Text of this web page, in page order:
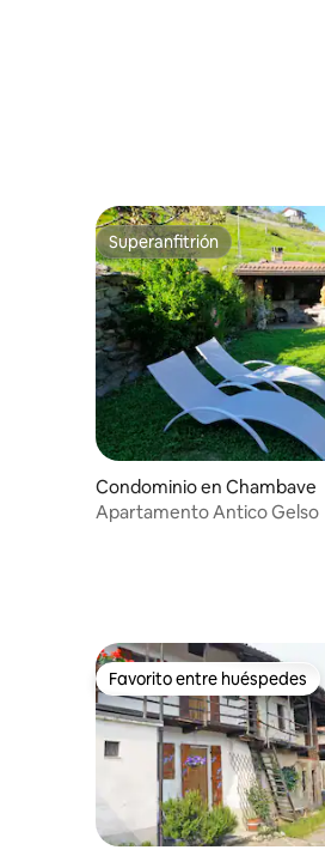
Superanfitrión
Superanfitrión
Condominio en Chambave
Apartamento Antico Gelso
Favorito entre huéspedes
Favorito entre huéspedes